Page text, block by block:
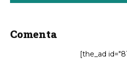
Comenta
[the_ad